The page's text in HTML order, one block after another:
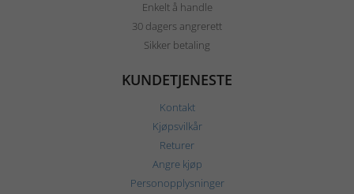
Enkelt å handle
30 dagers angrerett
Sikker betaling
KUNDETJENESTE
Kontakt
Kjøpsvilkår
Returer
Angre kjøp
Personopplysninger